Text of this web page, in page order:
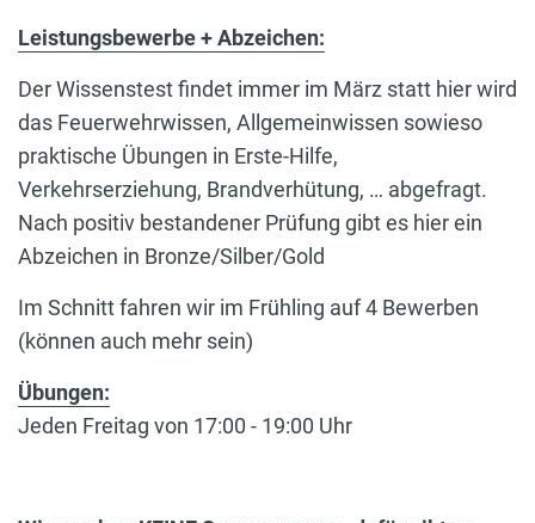
Leistungsbewerbe + Abzeichen:
Der Wissenstest findet immer im März statt hier wird
das Feuerwehrwissen, Allgemeinwissen sowieso
praktische Übungen in Erste-Hilfe,
Verkehrserziehung, Brandverhütung, … abgefragt.
Nach positiv bestandener Prüfung gibt es hier ein
Abzeichen in Bronze/Silber/Gold
Im Schnitt fahren wir im Frühling auf 4 Bewerben
(können auch mehr sein)
Übungen:
Jeden Freitag von 17:00 - 19:00 Uhr